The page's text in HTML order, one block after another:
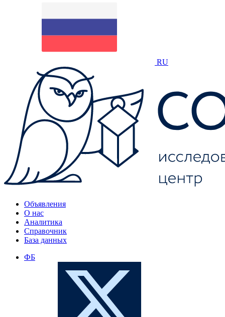
RU
Объявления
О нас
Аналитика
Справочник
База данных
ФБ